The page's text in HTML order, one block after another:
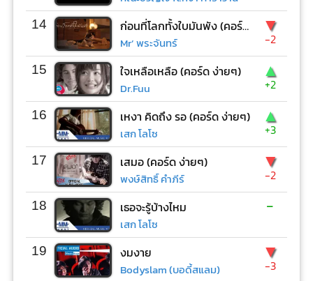
14 ก่อนที่โลกทั้งใบมันพัง (คอร์ด ง่ายๆ)
Mr’ พระจันทร์
▼
-2
15 ใจเหลือเหลือ (คอร์ด ง่ายๆ)
Dr.Fuu
▲
+2
16 เหงา คิดถึง รอ (คอร์ด ง่ายๆ)
เสก โลโซ
▲
+3
17 เสมอ (คอร์ด ง่ายๆ)
พงษ์สิทธิ์ คำภีร์
▼
-2
18 เธอจะรู้บ้างไหม
เสก โลโซ
-
19 งมงาย
Bodyslam (บอดี้สแลม)
▼
-3